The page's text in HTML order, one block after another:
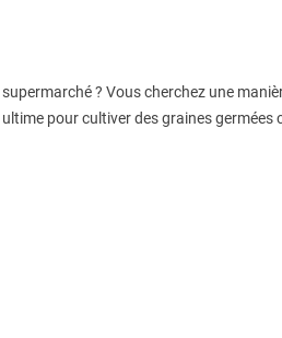
? Vous cherchez une
pour cultiver des graines germées